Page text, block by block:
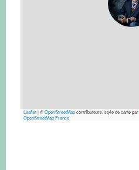
Leaflet|©OpenStreetMapcontributeurs, style de carte par
OpenStreetMap France